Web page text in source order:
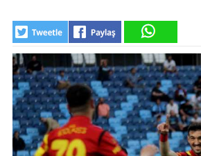
SAMSUNSPOR
GÜNDEM
SİYASET
EKONOMİ